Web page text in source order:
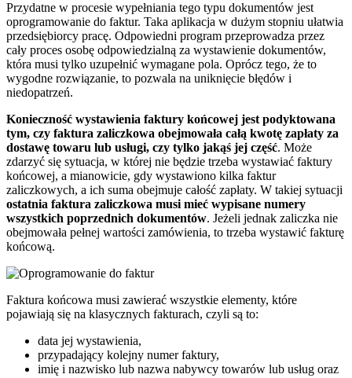
Przydatne w procesie wypełniania tego typu dokumentów jest
oprogramowanie do faktur. Taka aplikacja w dużym stopniu ułatwia
przedsiębiorcy pracę. Odpowiedni program przeprowadza przez
cały proces osobę odpowiedzialną za wystawienie dokumentów,
która musi tylko uzupełnić wymagane pola. Oprócz tego, że to
wygodne rozwiązanie, to pozwala na uniknięcie błędów i
niedopatrzeń.
Konieczność wystawienia faktury końcowej jest podyktowana
tym, czy faktura zaliczkowa obejmowała całą kwotę zapłaty za
dostawę towaru lub usługi, czy tylko jakąś jej część. Może
zdarzyć się sytuacja, w której nie będzie trzeba wystawiać faktury
końcowej, a mianowicie, gdy wystawiono kilka faktur
zaliczkowych, a ich suma obejmuje całość zapłaty. W takiej sytuacji
ostatnia faktura zaliczkowa musi mieć wypisane numery
wszystkich poprzednich dokumentów. Jeżeli jednak zaliczka nie
obejmowała pełnej wartości zamówienia, to trzeba wystawić fakturę
końcową.
Faktura końcowa musi zawierać wszystkie elementy, które
pojawiają się na klasycznych fakturach, czyli są to:
data jej wystawienia,
przypadający kolejny numer faktury,
imię i nazwisko lub nazwa nabywcy towarów lub usług oraz